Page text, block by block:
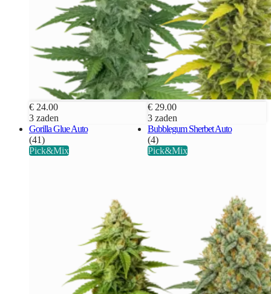
€ 24.00
3 zaden
€ 29.00
3 zaden
Gorilla Glue Auto
(41)
Pick&Mix
Bubblegum Sherbet Auto
(4)
Pick&Mix